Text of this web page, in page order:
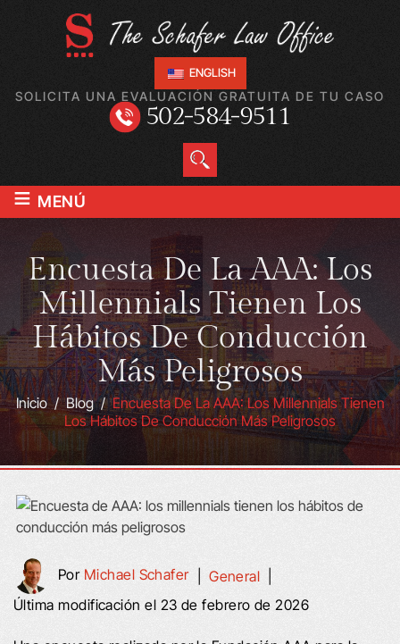
ENGLISH
SOLICITA UNA EVALUACIÓN GRATUITA DE TU CASO
502-584-9511
≡ MENÚ
Encuesta De La AAA: Los
Millennials Tienen Los
Hábitos De Conducción
Más Peligrosos
Inicio/Blog/Encuesta De La AAA: Los Millennials Tienen
Los Hábitos De Conducción Más Peligrosos
Por Michael Schafer|General
Última modificación el 23 de febrero de 2026